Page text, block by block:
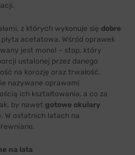
z których wykonuje się dobre
acetatowa. Wśród oprawek
jest monel – stop, który
ustalonej przez danego
na korozję oraz trwałość.
nazywane oprawami
ich kształtowania, a co za
by nawet gotowe okulary
W ostatnich latach na
na lata